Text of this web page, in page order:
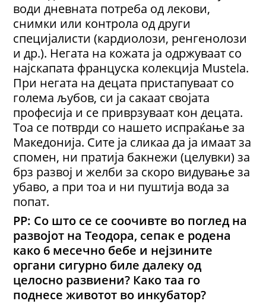
води дневната потреба од лекови,
снимки или контрола од други
специјалисти (кардиолози, ренгенолози
и др.). Негата на кожата ја одржуваат со
најскапата француска колекција Mustela.
При негата на децата пристапуваат со
голема љубов, си ја сакаат својата
професија и се приврзуваат кон децата.
Тоа се потврди со нашето испраќање за
Македонија. Сите ја сликаа да ја имаат за
спомен, ни пратија бакнежи (целувки) за
брз развој и желби за скоро видување за
убаво, а при тоа и ни пуштија вода за
попат.
РР: Со што се се соочивте во поглед на
развојот на Теодора, сепак е родена
како 6 месечно бебе и нејзините
органи сигурно биле далеку од
целосно развиени? Како таа го
поднесе животот во инкубатор?